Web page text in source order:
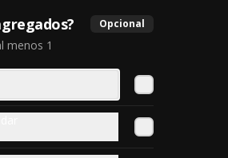
Opcional
menos 1